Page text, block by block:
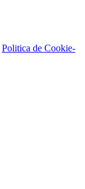
Politica de Cookie-